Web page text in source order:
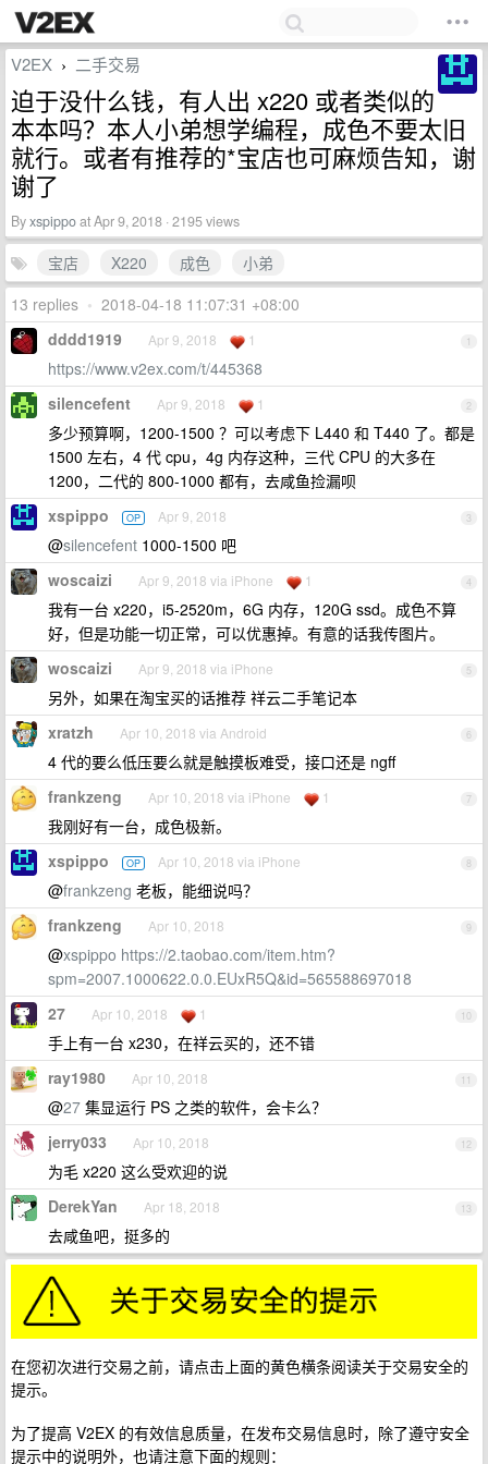
V2EX › 二手交易
迫于没什么钱，有人出 x220 或者类似的
本本吗？本人小弟想学编程，成色不要太旧
就行。或者有推荐的*宝店也可麻烦告知，谢
谢了
Byxspippoat Apr 9, 2018 · 2195 views
宝店 X220 成色
小弟
13 replies • 2018-04-18 11:07:31 +08:00
1
dddd1919 Apr 9, 2018 1
https://www.v2ex.com/t/445368
2
silencefent Apr 9, 2018 1
多少预算啊，1200-1500 ？可以考虑下 L440 和 T440 了。都是
1500 左右，4 代 cpu，4g 内存这种，三代 CPU 的大多在
1200，二代的 800-1000 都有，去咸鱼捡漏呗
3
xspippo OP Apr 9, 2018
@silencefent 1000-1500 吧
4
woscaizi Apr 9, 2018 via iPhone 1
我有一台 x220，i5-2520m，6G 内存，120G ssd。成色不算
好，但是功能一切正常，可以优惠掉。有意的话我传图片。
5
woscaizi Apr 9, 2018 via iPhone
另外，如果在淘宝买的话推荐 祥云二手笔记本
6
xratzh Apr 10, 2018 via Android
4 代的要么低压要么就是触摸板难受，接口还是 ngff
7
frankzeng Apr 10, 2018 via iPhone 1
我刚好有一台，成色极新。
8
xspippo OP Apr 10, 2018 via iPhone
@frankzeng 老板，能细说吗？
9
frankzeng Apr 10, 2018
@xspippo https://2.taobao.com/item.htm?
spm=2007.1000622.0.0.EUxR5Q&id=565588697018
10
27 Apr 10, 2018 1
手上有一台 x230，在祥云买的，还不错
11
ray1980 Apr 10, 2018
@27 集显运行 PS 之类的软件，会卡么？
12
jerry033 Apr 10, 2018
为毛 x220 这么受欢迎的说
13
DerekYan Apr 18, 2018
去咸鱼吧，挺多的
在您初次进行交易之前，请点击上面的黄色横条阅读关于交易安全的
提示。
为了提高 V2EX 的有效信息质量，在发布交易信息时，除了遵守安全
提示中的说明外，也请注意下面的规则：